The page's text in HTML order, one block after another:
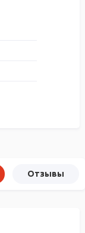
Отзывы